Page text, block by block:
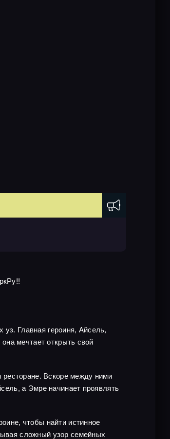
Главная героиня, Айсель,
мечтает открыть свой
ресторане. Вскоре между ними
а Эмре начинает проявлять
чтобы найти истинное
сложный узор семейных